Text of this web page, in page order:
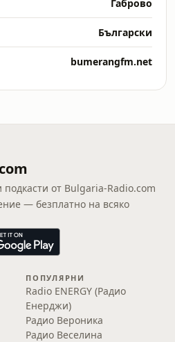
Габрово
Български
bumerangfm.net
от Bulgaria-Radio.com
— безплатно на всяко
ПОПУЛЯРНИ
Radio ENERGY (Радио
Енерджи)
Радио Вероника
Радио Веселина